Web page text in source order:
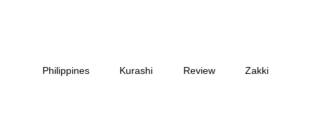
Philippines Kurashi Review Zakki